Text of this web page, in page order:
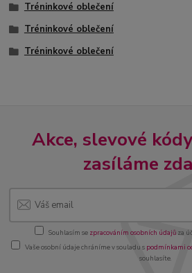
Tréninkové oblečení
Tréninkové oblečení
Tréninkové oblečení
Akce, slevové
zasíláme
Souhlasím se zpracováním osobních údajůza
Vaše osobní údaje chráníme v souladu s podmínkami
souhlasíte.